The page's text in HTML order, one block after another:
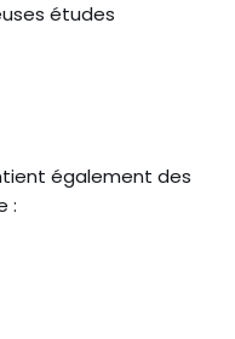
études
également des
: